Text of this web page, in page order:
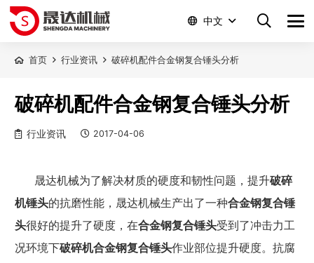
中文
首页 行业资讯 破碎机配件合金钢复合锤头分析
破碎机配件合金钢复合锤头分析
行业资讯 2017-04-06
晟达机械为了解决材质的硬度和韧性问题，提升破碎
机锤头的抗磨性能，晟达机械生产出了一种合金钢复合锤
头很好的提升了硬度，在合金钢复合锤头受到了冲击力工
况环境下破碎机合金钢复合锤头作业部位提升硬度。抗腐